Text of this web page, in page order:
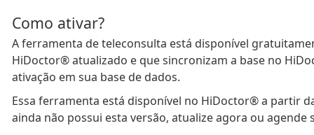
Como ativar?
A ferramenta de teleconsulta está disponível
HiDoctor® atualizado e que sincronizam a base no
ativação em sua base de dados.
Essa ferramenta está disponível no HiDoctor® a partir
ainda não possui esta versão, atualize agora ou